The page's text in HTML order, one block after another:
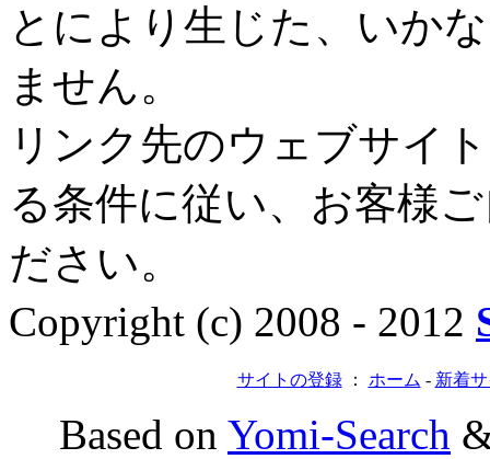
とにより生じた、いか
ません。
リンク先のウェブサイ
る条件に従い、お客様
ださい。
Copyright (c) 2008 - 2012
サイトの登録： ホーム - 新着
Based on Yomi-Search